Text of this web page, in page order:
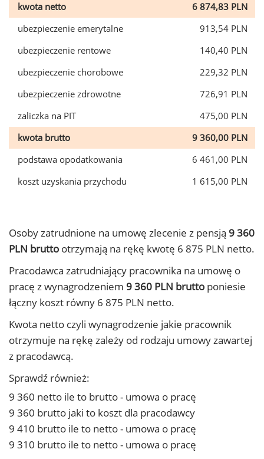
kwota netto
6 874,83 PLN
ubezpieczenie emerytalne
913,54 PLN
ubezpieczenie rentowe
140,40 PLN
ubezpieczenie chorobowe
229,32 PLN
ubezpieczenie zdrowotne
726,91 PLN
zaliczka na PIT
475,00 PLN
kwota brutto
9 360,00 PLN
podstawa opodatkowania
6 461,00 PLN
koszt uzyskania przychodu
1 615,00 PLN
Osoby zatrudnione na umowę zlecenie z pensją 9 360
PLN brutto otrzymają na rękę kwotę 6 875 PLN netto.
Pracodawca zatrudniający pracownika na umowę o
pracę z wynagrodzeniem 9 360 PLN brutto poniesie
łączny koszt równy 6 875 PLN netto.
Kwota netto czyli wynagrodzenie jakie pracownik
otrzymuje na rękę zależy od rodzaju umowy zawartej
z pracodawcą.
Sprawdź również:
9 360 netto ile to brutto - umowa o pracę
9 360 brutto jaki to koszt dla pracodawcy
9 410 brutto ile to netto - umowa o pracę
9 310 brutto ile to netto - umowa o pracę